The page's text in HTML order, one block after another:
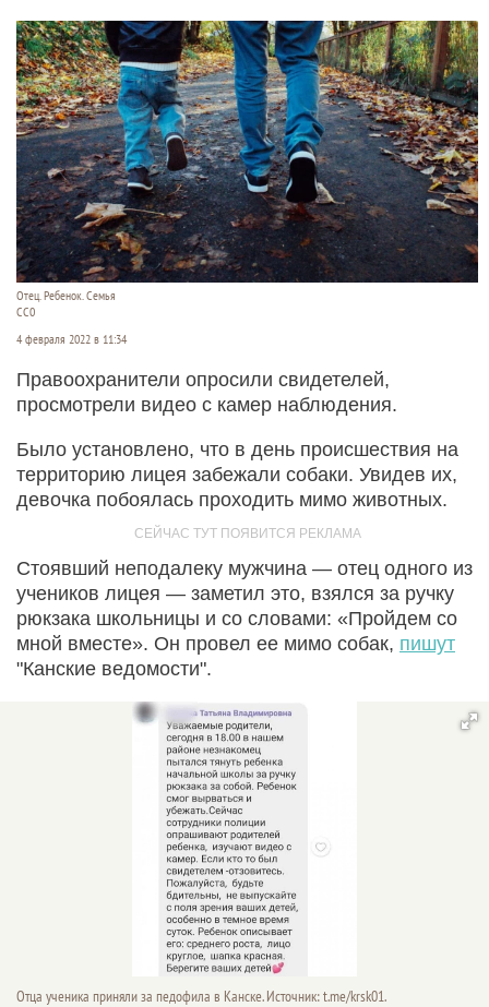
Отец. Ребенок. Семья
СС0
4 февраля 2022 в 11:34
Правоохранители опросили свидетелей,
просмотрели видео с камер наблюдения.
Было установлено, что в день происшествия на
территорию лицея забежали собаки. Увидев их,
девочка побоялась проходить мимо животных.
Стоявший неподалеку мужчина — отец одного из
учеников лицея — заметил это, взялся за ручку
рюкзака школьницы и со словами: «Пройдем со
мной вместе». Он провел ее мимо собак, пишут
"Канские ведомости".
Отца ученика приняли за педофила в Канске. Источник: t.me/krsk01.